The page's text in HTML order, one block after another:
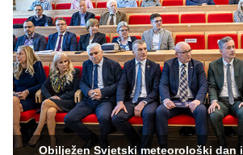
Obilježen Svjetski meteorološki dan i